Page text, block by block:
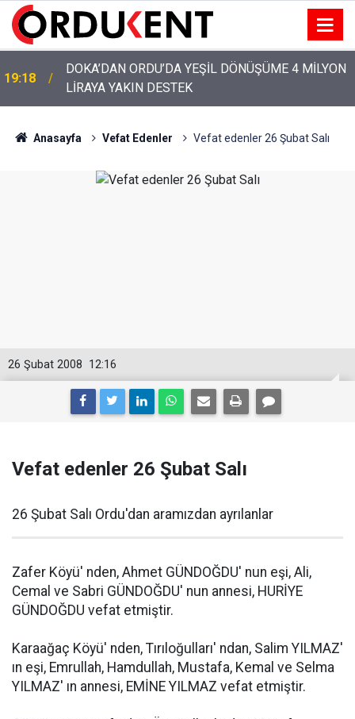
19:18
DOKA’DAN ORDU’DA YEŞİL DÖNÜŞÜME 4 MİLYON
LİRAYA YAKIN DESTEK
Anasayfa Vefat Edenler Vefat edenler 26 Şubat Salı
12:16
26 Şubat 2008
Vefat edenler 26 Şubat Salı
26 Şubat Salı Ordu'dan aramızdan ayrılanlar
Zafer Köyü' nden, Ahmet GÜNDOĞDU' nun eşi, Ali,
Cemal ve Sabri GÜNDOĞDU' nun annesi, HURİYE
GÜNDOĞDU vefat etmiştir.
Karaağaç Köyü' nden, Tırıloğulları' ndan, Salim YILMAZ'
ın eşi, Emrullah, Hamdullah, Mustafa, Kemal ve Selma
YILMAZ' ın annesi, EMİNE YILMAZ vefat etmiştir.